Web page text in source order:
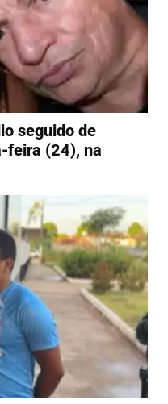
seguido de
feira (24), na